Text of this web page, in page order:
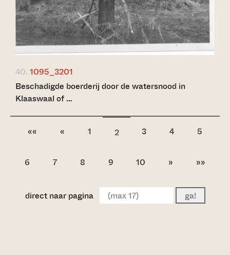
40. 1095_3201
Beschadigde boerderij door de watersnood in
Klaaswaal of …
«« « 1 2 3 4 5
6 7 8 9 10 » »»
direct naar pagina ga!